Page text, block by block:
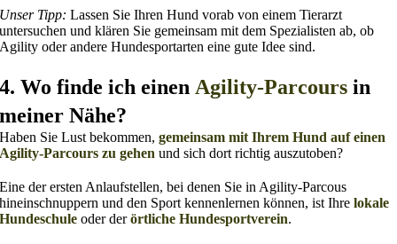
Unser Tipp: Lassen Sie Ihren Hund vorab von einem Tierarzt
untersuchen und klären Sie gemeinsam mit dem Spezialisten ab, ob
Agility oder andere Hundesportarten eine gute Idee sind.
4. Wo finde ich einenAgility-Parcours in
meiner Nähe?
Haben Sie Lust bekommen,gemeinsam mit Ihrem Hund auf einen
Agility-Parcours zu gehen und sich dort richtig auszutoben?
Eine der ersten Anlaufstellen, bei denen Sie in Agility-Parcous
hineinschnuppern und den Sport kennenlernen können, ist Ihrelokale
Hundeschule oder derörtliche Hundesportverein.